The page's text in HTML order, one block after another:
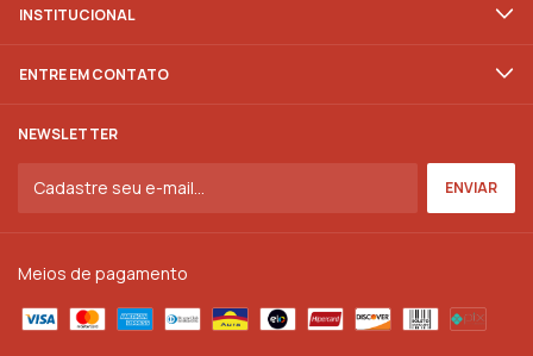
INSTITUCIONAL
ENTRE EM CONTATO
NEWSLETTER
Meios de pagamento